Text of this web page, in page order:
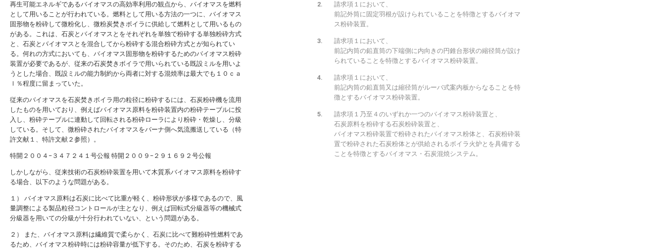
再生可能エネルギであるバイオマスの高効率利用の観点から、バイオマスを燃料
として用いることが行われている。燃料として用いる方法の一つに、バイオマス
固形物を粉砕して微粉化し、微粉炭焚きボイラに供給して燃料として用いるもの
がある。これは、石炭とバイオマスとをそれぞれを単独で粉砕する単独粉砕方式
と、石炭とバイオマスとを混合してから粉砕する混合粉砕方式とが知られてい
る。何れの方式においても、バイオマス固形物を粉砕するためのバイオマス粉砕
装置が必要であるが、従来の石炭焚きボイラで用いられている既設ミルを用いよ
うとした場合、既設ミルの能力制約から両者に対する混焼率は最大でも１０ｃａ
ｌ％程度に留まっていた。
従来のバイオマスを石炭焚きボイラ用の粒径に粉砕するには、石炭粉砕機を流用
したものを用いており、例えばバイオマス原料を粉砕装置内の粉砕テーブルに投
入し、粉砕テーブルに連動して回転される粉砕ローラにより粉砕・乾燥し、分級
している。そして、微粉砕されたバイオマスをバーナ側へ気流搬送している（特
許文献１、特許文献２参照）。
特開２００４−３４７２４１号公報 特開２００９−２９１６９２号公報
しかしながら、従来技術の石炭粉砕装置を用いて木質系バイオマス原料を粉砕す
る場合、以下のような問題がある。
１） バイオマス原料は石炭に比べて比重が軽く、粉砕形状が多様であるので、風
量調整による製品粒径コントロールが主となり、例えば回転式分級器等の機械式
分級器を用いての分級が十分行われていない、という問題がある。
２） また、バイオマス原料は繊維質で柔らかく、石炭に比べて難粉砕性燃料であ
るため、バイオマス粉砕時には粉砕容量が低下する。そのため、石炭を粉砕する
請求項１において、
前記外筒に固定羽根が設けられていることを特徴とするバイオマ
ス粉砕装置。
請求項１において、
前記内筒の鉛直筒の下端側に内向きの円錐台形状の縮径筒が設け
られていることを特徴とするバイオマス粉砕装置。
請求項１において、
前記内筒の鉛直筒又は縮径筒がルーバ式案内板からなることを特
徴とするバイオマス粉砕装置。
請求項１乃至４のいずれか一つのバイオマス粉砕装置と、
石炭原料を粉砕する石炭粉砕装置と、
バイオマス粉砕装置で粉砕されたバイオマス粉体と、石炭粉砕装
置で粉砕された石炭粉体とが供給されるボイラ火炉とを具備する
ことを特徴とするバイオマス・石炭混焼システム。